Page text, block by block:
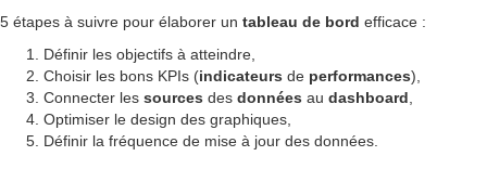
5 étapes à suivre pour élaborer un tableau de bord efficace :
Définir les objectifs à atteindre,
Choisir les bons KPIs (indicateurs de performances),
Connecter les sources des données au dashboard
Optimiser le design des graphiques,
Définir la fréquence de mise à jour des données.